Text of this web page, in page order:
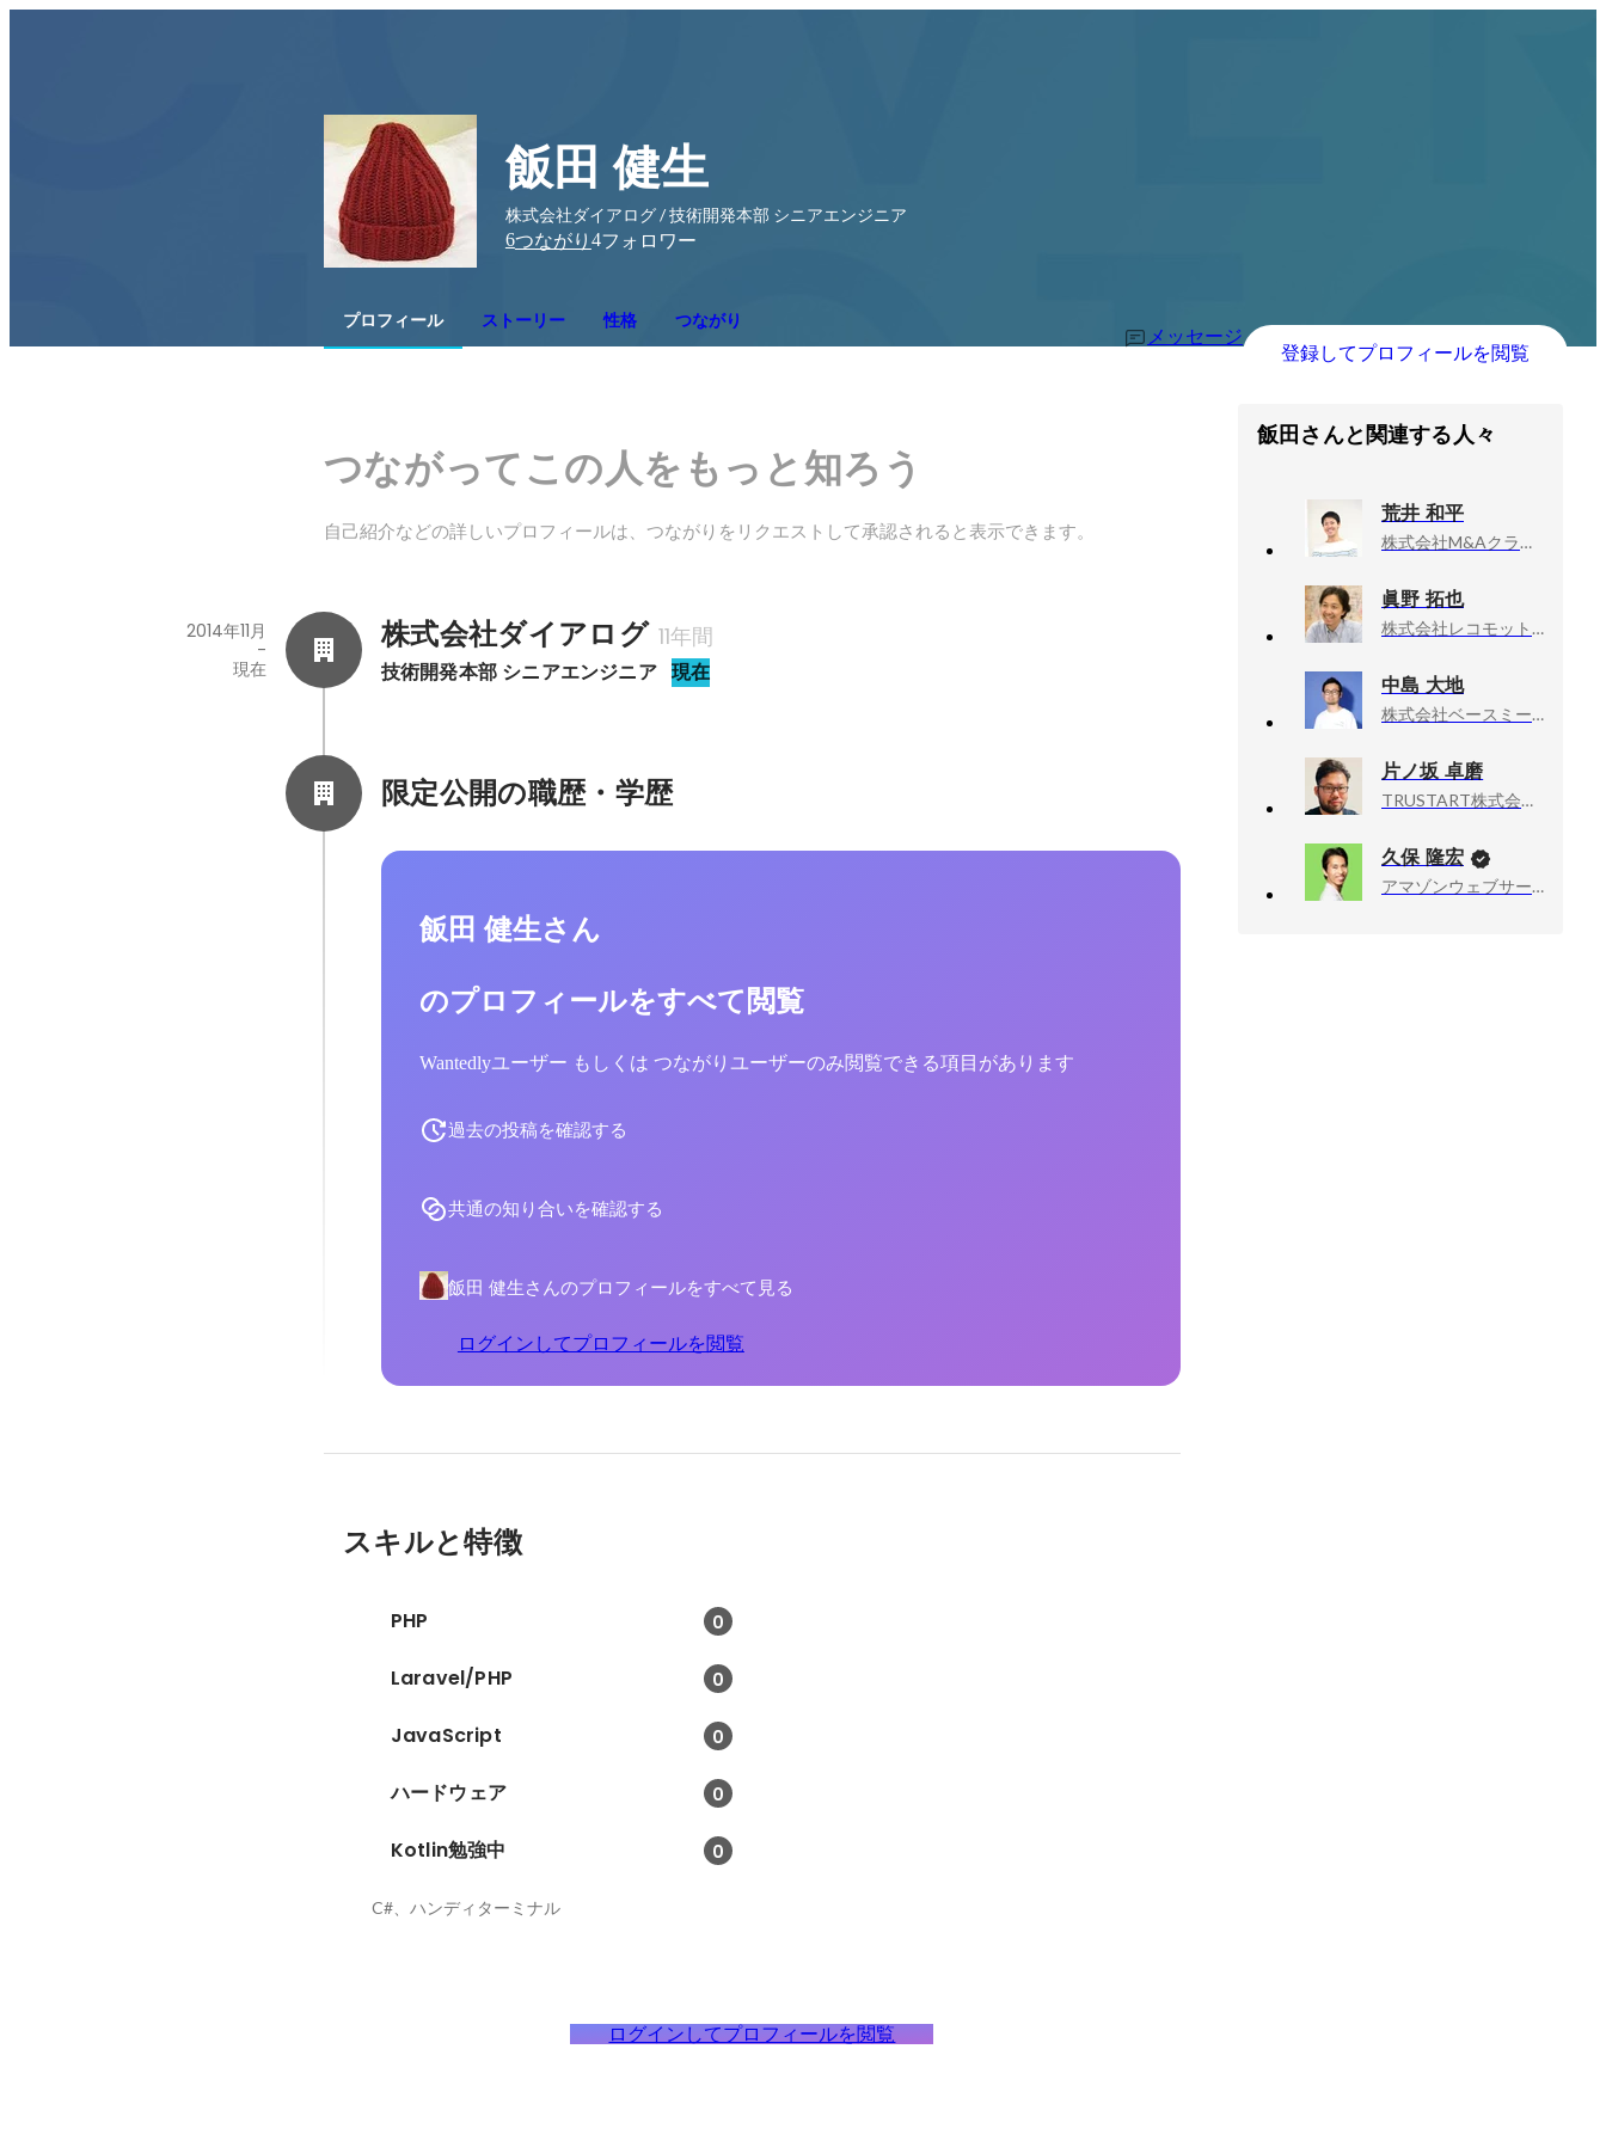
飯田 健生
株式会社ダイアログ / 技術開発本部 シニアエンジニア
6つながり 4フォロワー
プロフィール ストーリー 性格 つながり
メッセージ
登録してプロフィールを閲覧
つながってこの人をもっと知ろう
自己紹介などの詳しいプロフィールは、つながりをリクエストして承認されると表示できます。
株式会社ダイアログ 11年間
技術開発本部 シニアエンジニア 現在
2014年11月
-
現在
限定公開の職歴・学歴
飯田 健生さん
のプロフィールをすべて閲覧
Wantedlyユーザー もしくは つながりユーザーのみ閲覧できる項目があります
過去の投稿を確認する
共通の知り合いを確認する
飯田 健生さんのプロフィールをすべて見る
ログインしてプロフィールを閲覧
スキルと特徴
PHP 0
Laravel/PHP 0
JavaScript 0
ハードウェア 0
Kotlin勉強中 0
C#、ハンディターミナル
ログインしてプロフィールを閲覧
飯田さんと関連する人々
荒井 和平
株式会社M&Aクラウド, 執行役員CTO
眞野 拓也
株式会社レコモット, デベロップメント部 部長 （兼VPoE）
中島 大地
株式会社ベースミー, テックリード
片ノ坂 卓磨
TRUSTART株式会社, エンジニア（テックリード）
久保 隆宏
アマゾンウェブサービスジャパン合同会社, Developer Relations Machine Learning